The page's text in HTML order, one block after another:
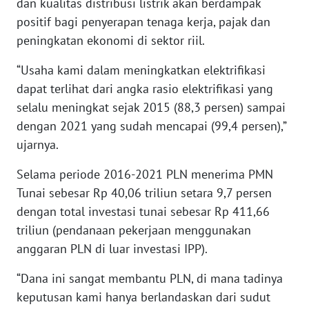
positif bagi penyerapan tenaga kerja, pajak dan
peningkatan ekonomi di sektor riil.
“Usaha kami dalam meningkatkan elektrifikasi
dapat terlihat dari angka rasio elektrifikasi yang
selalu meningkat sejak 2015 (88,3 persen) sampai
dengan 2021 yang sudah mencapai (99,4 persen),”
ujarnya.
Selama periode 2016-2021 PLN menerima PMN
Tunai sebesar Rp 40,06 triliun setara 9,7 persen
dengan total investasi tunai sebesar Rp 411,66
triliun (pendanaan pekerjaan menggunakan
anggaran PLN di luar investasi IPP).
“Dana ini sangat membantu PLN, di mana tadinya
keputusan kami hanya berlandaskan dari sudut
WN
KALTARA
KALSEL
WN
KALTIM
SULSEL
WN
GORONTALO
SULUT